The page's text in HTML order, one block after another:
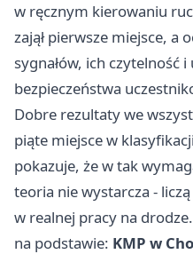
w ręcznym kierowaniu
zajął pierwsze miejsce, a
sygnałów, ich czytelność
bezpieczeństwa
Dobre rezultaty we
piąte miejsce w
pokazuje, że w tak
teoria nie wystarcza -
w realnej pracy na drodze.
na podstawie: KMP w